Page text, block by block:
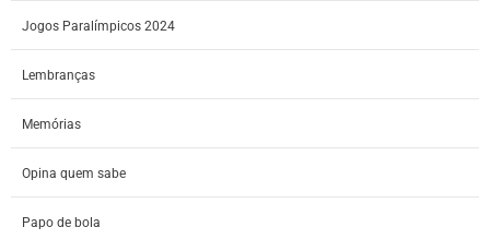
Jogos Paralímpicos 2024
Lembranças
Memórias
Opina quem sabe
Papo de bola